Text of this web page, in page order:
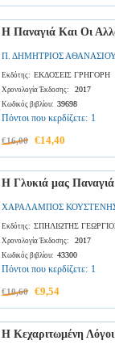
Η Παναγιά Και Οι
Π. ΔΗΜΗΤΡΙΟΣ
Εκδότης: ΕΚΔΟΣΕΙΣ ΓΡΗΓΟΡΗ
Χρονολογία Έκδοσης: 2017
Κωδικός βιβλίου: 39698
Πόντοι που κερδίζετε: 1
€16,00 €14,40
Η Γλυκιά μας Παναγιά
ΧΑΡΑΛΑΜΠΟΣ
Εκδότης: ΣΠΗΛΙΩΤΗΣ
Χρονολογία Έκδοσης: 2017
Κωδικός βιβλίου: 43300
Πόντοι που κερδίζετε: 1
€10,60 €9,54
Η Κεχαριτωμένη Λόγοι